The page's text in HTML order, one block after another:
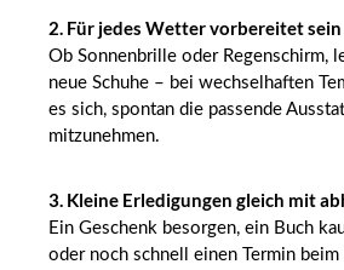
2. Für jedes Wetter vorbereitet sein
Ob Sonnenbrille oder Regenschirm,
neue Schuhe – bei wechselhaften
es sich, spontan die passende
mitzunehmen.
3. Kleine Erledigungen gleich mit
Ein Geschenk besorgen, ein Buch
oder noch schnell einen Termin beim